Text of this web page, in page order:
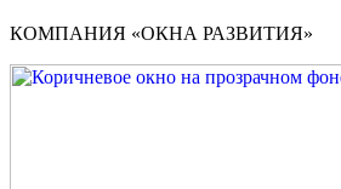
КОМПАНИЯ «ОКНА РАЗВИТИЯ»